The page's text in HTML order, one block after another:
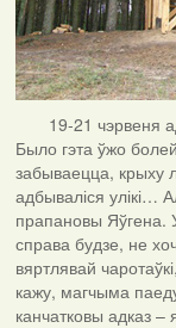
19-21 чэрвеня
Было гэта ўжо
забываецца, крыху
адбываліся улікі…
прапановы Яўгена.
справа будзе, не
вяртлявай
кажу, магчыма
канчатковы адказ –